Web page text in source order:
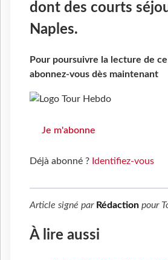
dont des courts
Naples.
Pour poursuivre la lecture de
abonnez-vous dès maintenant
Je m'abonne
Déjà abonné ? Identifiez-vous
Article signé par Rédaction pour
À lire aussi